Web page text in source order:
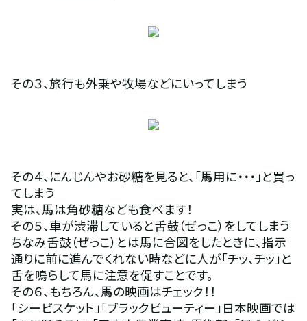
その３、旅行も外乗や牧場などにいってしまう
その４、にんじんやお砂糖を見ると、「馬用に・・・」と買っ
てしまう
実は、馬は角砂糖なども食べます！
その５、車が渋滞していると舌鼓（ぜっこ）をしてしまう
ちなみ舌鼓（ぜっこ）とは馬に合図をしたときに、指示
通りに前に進んでくれない時などに人が「チッ、チッ」と
舌を鳴らして馬に注意を促すことです。
その６、もちろん、馬の映画はチェック！！
「シービスケット」「ブラックビューティー」日本映画では